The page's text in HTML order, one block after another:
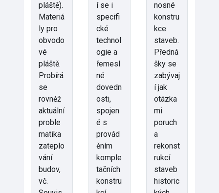
pláště).
Materiá
ly pro
obvodo
vé
pláště.
Probírá
se
rovněž
aktuální
proble
matika
zateplo
vání
budov,
vč.
í se i
specifi
cké
technol
ogie a
řemesl
né
dovedn
osti,
spojen
é s
provád
ěním
komple
tačních
konstru
nosné
konstru
kce
staveb.
Předná
šky se
zabývaj
í jak
otázka
mi
poruch
a
rekonst
rukcí
staveb
historic